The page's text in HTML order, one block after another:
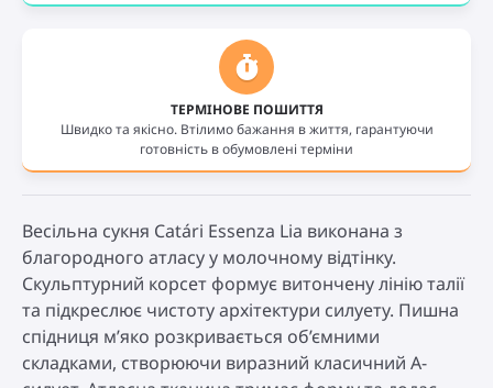
ТЕРМІНОВЕ ПОШИТТЯ
Швидко та якісно. Втілимо бажання в життя, гарантуючи
готовність в обумовлені терміни
Весільна сукня Catári Essenza Lia виконана з
благородного атласу у молочному відтінку.
Скульптурний корсет формує витончену лінію талії
та підкреслює чистоту архітектури силуету. Пишна
спідниця м’яко розкривається об’ємними
складками, створюючи виразний класичний А-